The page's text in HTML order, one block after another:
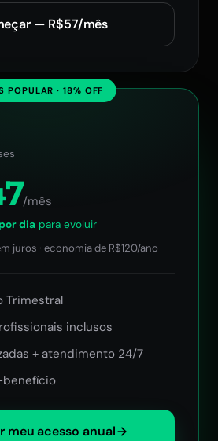
— R$57/mês
POPULAR · 18% OFF
/mês
dia para evoluir
juros · economia de R$120/ano
Trimestral
inclusos
+ atendimento 24/7
meu acesso anual